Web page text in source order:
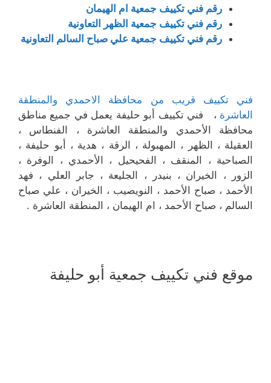
رقم فني تكييف جمعية ام الهيمان
رقم فني تكييف جمعية الظهر التعاونية
رقم فني تكييف جمعية علي صباح السالم التعاونية
فني تكييف قريب من محافظة الاحمدي والمنطقة
العاشرة ، فني تكييف أبو حليفة يعمل في جميع مناطق
محافظة الأحمدي والمنطقة العاشرة ، الفنطاس ،
العقيلة ، الظهر ، المهبولة ، الرقة ، هدية ، أبو حليفة ،
الصباحية ، المنقف ، الفحيحيل ، الأحمدي ، الوفرة ،
الزور ، الخيران ، بنيدر ، الجليعة ، جابر العلي ، فهد
الأحمد ، صباح الأحمد ، النويصيب ، الخيران ، علي صباح
السالم ، صباح الأحمد ، ام الهيمان ، المنطقة العاشرة .
موقع فني تكييف جمعية أبو حليفة